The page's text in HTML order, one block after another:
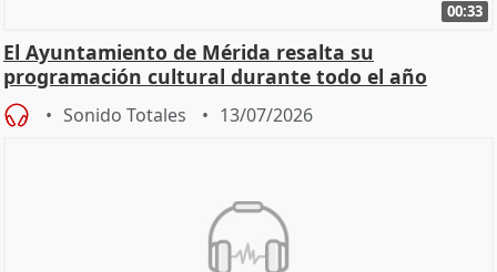
00:33
El Ayuntamiento de Mérida resalta su
programación cultural durante todo el año
Sonido Totales 13/07/2026